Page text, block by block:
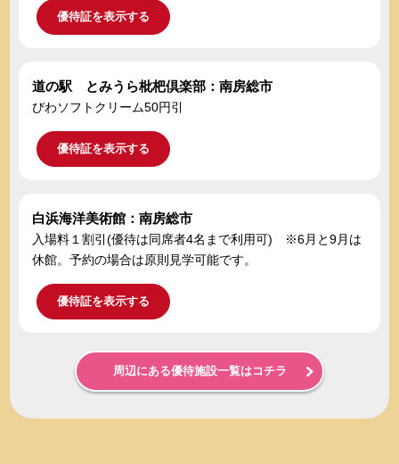
優待証を表示する
道の駅 とみうら枇杷倶楽部：南房総市
びわソフトクリーム50円引
優待証を表示する
白浜海洋美術館：南房総市
入場料１割引(優待は同席者4名まで利用可) ※6月と9月は
休館。予約の場合は原則見学可能です。
優待証を表示する
周辺にある優待施設一覧はコチラ